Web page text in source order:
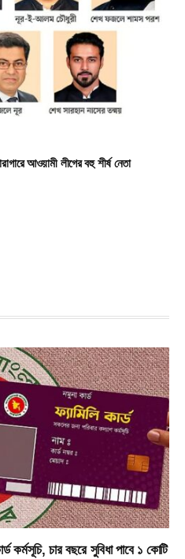
আওয়ামী লীগের বহু শীর্ষ নেতা
কর্মসূচি, চার বছরে সুবিধা পাবে ১ কোটি